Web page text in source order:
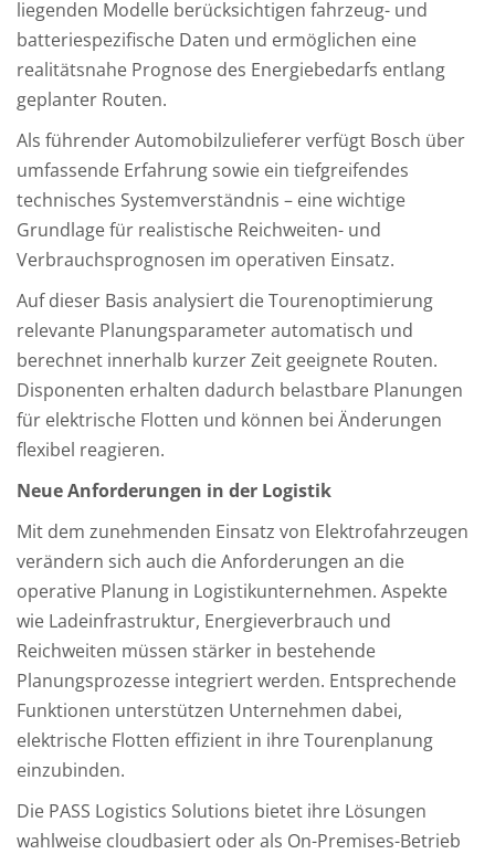
liegenden Modelle berücksichtigen fahrzeug- und
batteriespezifische Daten und ermöglichen eine
realitätsnahe Prognose des Energiebedarfs entlang
geplanter Routen.
Als führender Automobilzulieferer verfügt Bosch über
umfassende Erfahrung sowie ein tiefgreifendes
technisches Systemverständnis – eine wichtige
Grundlage für realistische Reichweiten- und
Verbrauchsprognosen im operativen Einsatz.
Auf dieser Basis analysiert die Tourenoptimierung
relevante Planungsparameter automatisch und
berechnet innerhalb kurzer Zeit geeignete Routen.
Disponenten erhalten dadurch belastbare Planungen
für elektrische Flotten und können bei Änderungen
flexibel reagieren.
Neue Anforderungen in der Logistik
Mit dem zunehmenden Einsatz von Elektrofahrzeugen
verändern sich auch die Anforderungen an die
operative Planung in Logistikunternehmen. Aspekte
wie Ladeinfrastruktur, Energieverbrauch und
Reichweiten müssen stärker in bestehende
Planungsprozesse integriert werden. Entsprechende
Funktionen unterstützen Unternehmen dabei,
elektrische Flotten effizient in ihre Tourenplanung
einzubinden.
Die PASS Logistics Solutions bietet ihre Lösungen
wahlweise cloudbasiert oder als On-Premises-Betrieb